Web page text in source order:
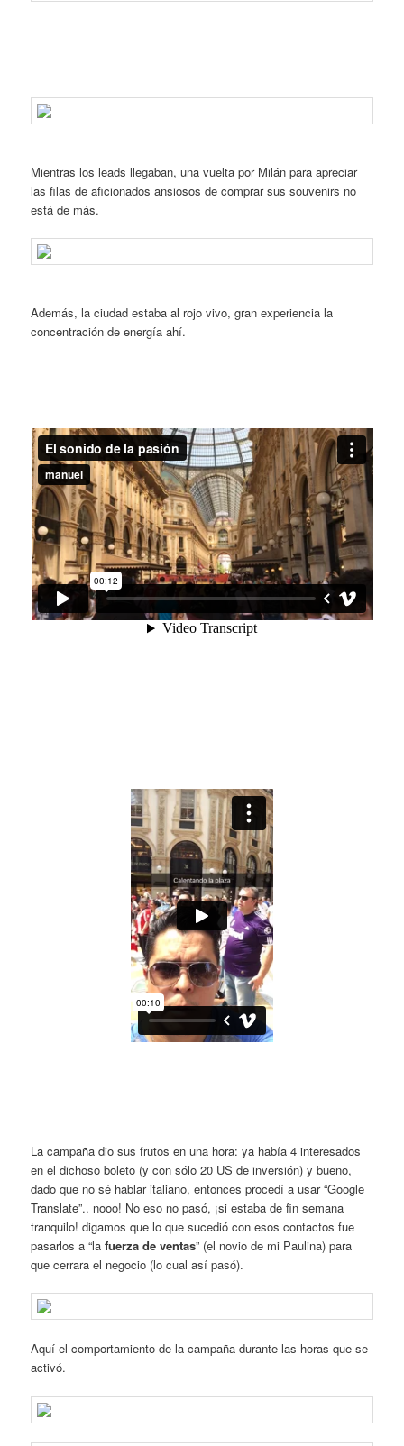
Mientras los leads llegaban, una vuelta por Milán para apreciar
las filas de aficionados ansiosos de comprar sus souvenirs no
está de más.
Además, la ciudad estaba al rojo vivo, gran experiencia la
concentración de energía ahí.
La campaña dio sus frutos en una hora: ya había 4 interesados
en el dichoso boleto (y con sólo 20 US de inversión) y bueno,
dado que no sé hablar italiano, entonces procedí a usar “Google
Translate”.. nooo! No eso no pasó, ¡si estaba de fin semana
tranquilo! digamos que lo que sucedió con esos contactos fue
pasarlos a “lafuerza de ventas” (el novio de mi Paulina) para
que cerrara el negocio (lo cual así pasó).
Aquí el comportamiento de la campaña durante las horas que se
activó.